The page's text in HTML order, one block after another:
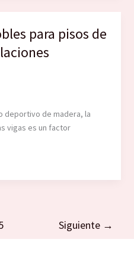
para pisos de
deportivo de madera, la
vigas es un factor
Siguiente →